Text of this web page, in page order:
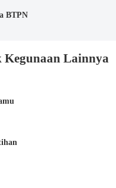
BTPN
Lainnya